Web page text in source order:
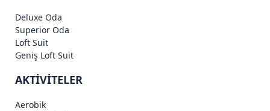
Deluxe Oda
Superior Oda
Loft Suit
Geniş Loft Suit
AKTİVİTELER
Aerobik